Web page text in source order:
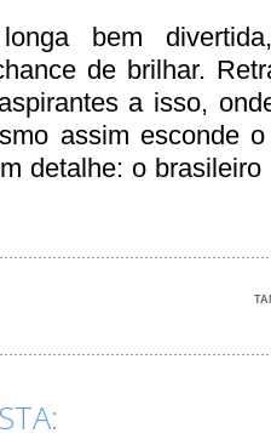
bem
de brilhar.
a isso,
assim esconde
detalhe: o